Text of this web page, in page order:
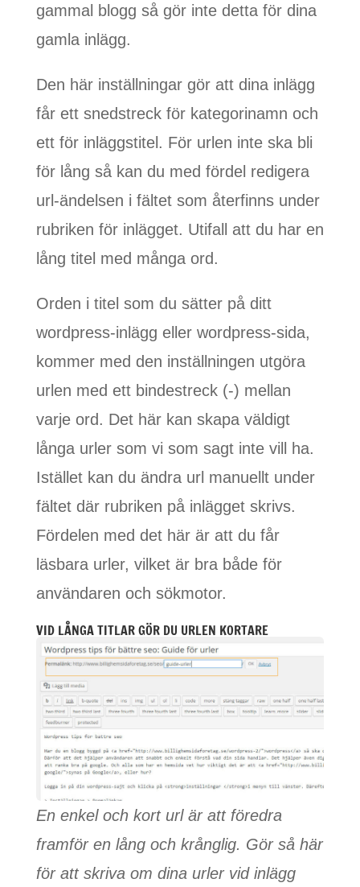
gammal blogg så gör inte detta för dina
gamla inlägg.
Den här inställningar gör att dina inlägg
får ett snedstreck för kategorinamn och
ett för inläggstitel. För urlen inte ska bli
för lång så kan du med fördel redigera
url-ändelsen i fältet som återfinns under
rubriken för inlägget. Utifall att du har en
lång titel med många ord.
Orden i titel som du sätter på ditt
wordpress-inlägg eller wordpress-sida,
kommer med den inställningen utgöra
urlen med ett bindestreck (-) mellan
varje ord. Det här kan skapa väldigt
långa urler som vi som sagt inte vill ha.
Istället kan du ändra url manuellt under
fältet där rubriken på inlägget skrivs.
Fördelen med det här är att du får
läsbara urler, vilket är bra både för
användaren och sökmotor.
VID LÅNGA TITLAR GÖR DU URLEN KORTARE
En enkel och kort url är att föredra
framför en lång och krånglig. Gör så här
för att skriva om dina urler vid inlägg